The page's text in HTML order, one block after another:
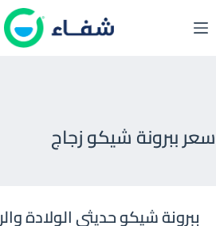
إلى
سعر ببرونة شيكو زجاج
ببرونة شيكو حديثي الولادة